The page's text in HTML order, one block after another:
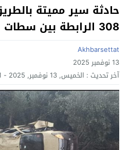
حادثة سير مميتة
308 الرابطة بين سطات و البروج
Akhbarsettat
13 نوفمبر 2025
آخر تحديث : الخميس, 13 نوفمبر, 2025 - 3:41 مساءً